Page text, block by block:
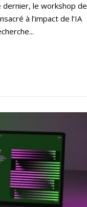
le workshop de
à l’impact de l’IA